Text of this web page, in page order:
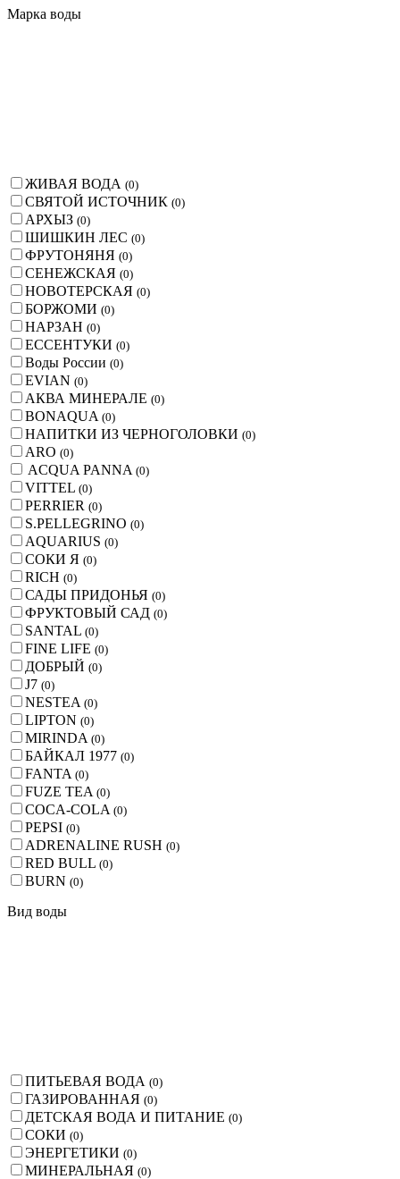
Марка воды
ЖИВАЯ ВОДА (0)
СВЯТОЙ ИСТОЧНИК (0)
АРХЫЗ (0)
ШИШКИН ЛЕС (0)
ФРУТОНЯНЯ (0)
СЕНЕЖСКАЯ (0)
НОВОТЕРСКАЯ (0)
БОРЖОМИ (0)
НАРЗАН (0)
ЕССЕНТУКИ (0)
Воды России (0)
EVIAN (0)
АКВА МИНЕРАЛЕ (0)
BONAQUA (0)
НАПИТКИ ИЗ ЧЕРНОГОЛОВКИ (0)
ARO (0)
ACQUA PANNA (0)
VITTEL (0)
PERRIER (0)
S.PELLEGRINO (0)
AQUARIUS (0)
СОКИ Я (0)
RICH (0)
САДЫ ПРИДОНЬЯ (0)
ФРУКТОВЫЙ САД (0)
SANTAL (0)
FINE LIFE (0)
ДОБРЫЙ (0)
J7 (0)
NESTEA (0)
LIPTON (0)
MIRINDA (0)
БАЙКАЛ 1977 (0)
FANTA (0)
FUZE TEA (0)
COCA-COLA (0)
PEPSI (0)
ADRENALINE RUSH (0)
RED BULL (0)
BURN (0)
Вид воды
ПИТЬЕВАЯ ВОДА (0)
ГАЗИРОВАННАЯ (0)
ДЕТСКАЯ ВОДА И ПИТАНИЕ (0)
СОКИ (0)
ЭНЕРГЕТИКИ (0)
МИНЕРАЛЬНАЯ (0)